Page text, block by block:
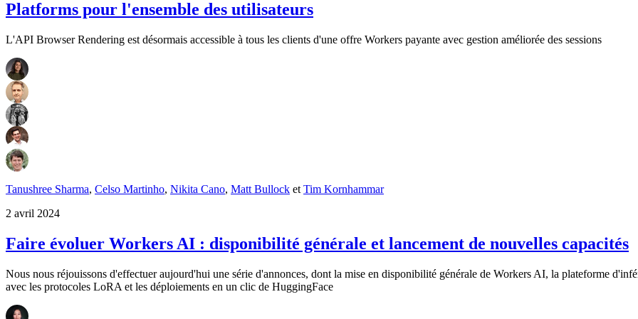
Platforms pour l'ensemble des utilisateurs
L'API Browser Rendering est désormais accessible à tous les clients d'une offre Workers payante avec gestion améliorée des sessions
Tanushree Sharma, Celso Martinho, Nikita Cano, Matt Bullock et Tim Kornhammar
2 avril 2024
Faire évoluer Workers AI : disponibilité générale et lancement de nouvelles capacités
Nous nous réjouissons d'effectuer aujourd'hui une série d'annonces, dont la mise en disponibilité générale de Workers AI, la plateforme
avec les protocoles LoRA et les déploiements en un clic de HuggingFace